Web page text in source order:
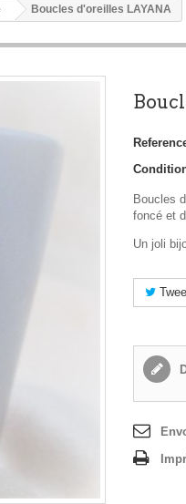
Boucles d'oreilles LAYANA
Boucles
foncé et
Un joli